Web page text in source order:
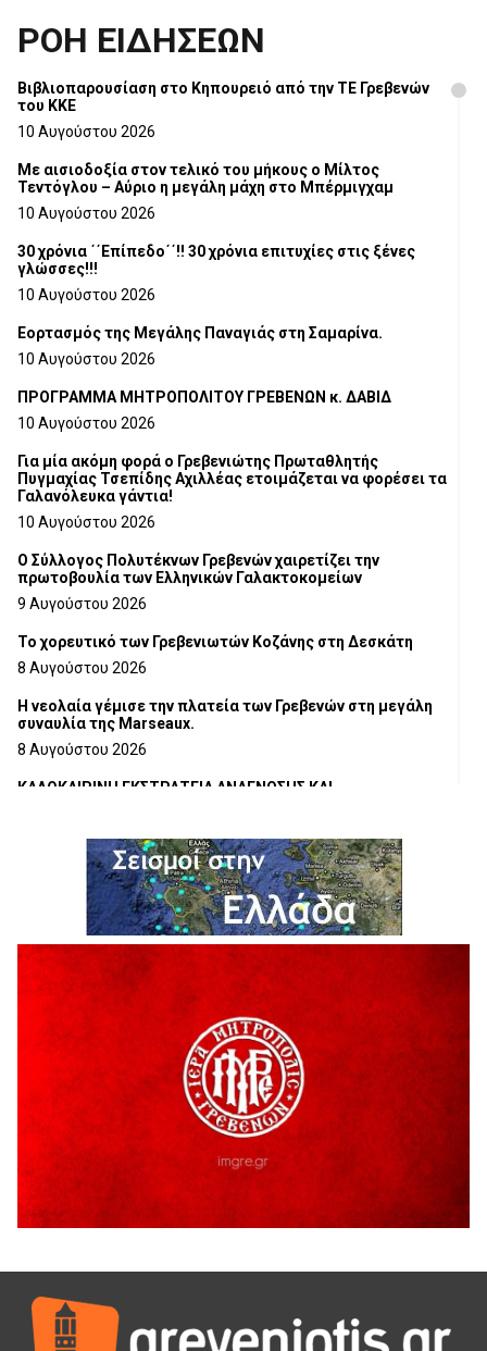
ΡΟΗ ΕΙΔΗΣΕΩΝ
Βιβλιοπαρουσίαση στο Κηπουρειό από την ΤΕ Γρεβενών
του ΚΚΕ
10 Αυγούστου 2026
Με αισιοδοξία στον τελικό του μήκους ο Μίλτος
Τεντόγλου – Αύριο η μεγάλη μάχη στο Μπέρμιγχαμ
10 Αυγούστου 2026
30 χρόνια ΄΄Επίπεδο΄΄!! 30 χρόνια επιτυχίες στις ξένες
γλώσσες!!!
10 Αυγούστου 2026
Εορτασμός της Μεγάλης Παναγιάς στη Σαμαρίνα.
10 Αυγούστου 2026
ΠΡΟΓΡΑΜΜΑ ΜΗΤΡΟΠΟΛΙΤΟΥ ΓΡΕΒΕΝΩΝ κ. ΔΑΒΙΔ
10 Αυγούστου 2026
Για μία ακόμη φορά ο Γρεβενιώτης Πρωταθλητής
Πυγμαχίας Τσεπίδης Αχιλλέας ετοιμάζεται να φορέσει τα
Γαλανόλευκα γάντια!
10 Αυγούστου 2026
Ο Σύλλογος Πολυτέκνων Γρεβενών χαιρετίζει την
πρωτοβουλία των Ελληνικών Γαλακτοκομείων
9 Αυγούστου 2026
Το χορευτικό των Γρεβενιωτών Κοζάνης στη Δεσκάτη
8 Αυγούστου 2026
Η νεολαία γέμισε την πλατεία των Γρεβενών στη μεγάλη
συναυλία της Marseaux.
8 Αυγούστου 2026
ΚΑΛΟΚΑΙΡΙΝΗ ΕΚΣΤΡΑΤΕΙΑ ΑΝΑΓΝΩΣΗΣ ΚΑΙ
Τα δρομολόγια των Κινητών Αστυνομικών Μονάδων (από
10-08-2026 έως 16-08-2026
7 Αυγούστου 2026
Δωρεά ειδών ιματισμού από τον Σύλλογο Αλληλεγγύης και
Εθελοντισμού Γρεβενών «Ελπίδα», στο Γραφείο
Αντιμετώπισης Ενδοοικογενειακής Βίας του Αστυνομικού
Τμήματος Γρεβενών
Αυτό το καλοκαίρι, ο θρυλικός Αρσέν Λουπέν γυρίζει την
Ελλάδα με μια θεατρική παράσταση για όλη την
οικογένεια, όπου το τέλος το αποφασίζεις εσύ!
“ΠΟΛΙΤΙΣΤΙΚΟ ΚΑΛΟΚΑΙΡΙ 2026”: Η MARSEAUX LIVE στα
Γρεβενά.
6 Αυγούστου 2026
Υπογραφή Μνημονίου Συνεργασίας του Πανεπιστημίου
6 Αυγούστου 2026
Σε απόγνωση λόγω αδέσποτων
6 Αυγούστου 2026